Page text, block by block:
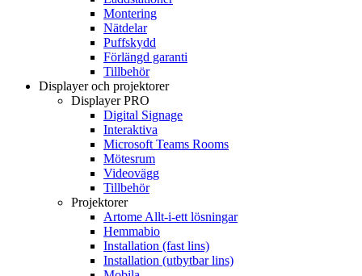
Montering
Nätdelar
Puffskydd
Förlängd garanti
Tillbehör
Displayer och projektorer
Displayer PRO
Digital Signage
Interaktiva
Microsoft Teams Rooms
Mötesrum
Videovägg
Tillbehör
Projektorer
Artome Allt-i-ett lösningar
Hemmabio
Installation (fast lins)
Installation (utbytbar lins)